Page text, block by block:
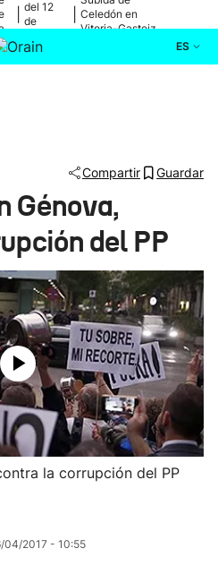
del 12
de
Celedón en
Vitoria-Gasteiz
ES
Compartir Guardar
Génova,
del PP
la corrupción del PP
04/2017 - 10:55